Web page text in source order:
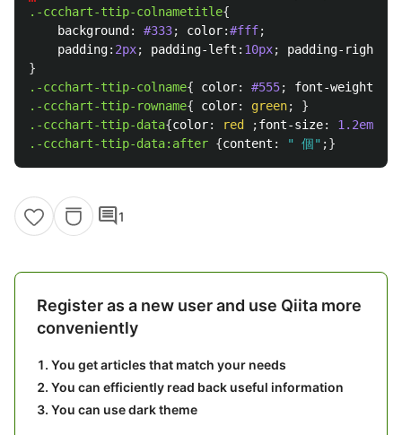
.-ccchart-ttip-colnametitle{
background : #333; color:#fff;
padding: 2px; padding-left : 10px; padding-right
}
.-ccchart-ttip-colname{ color: #555; font-weight
.-ccchart-ttip-rowname{ color: green;
}
.-ccchart-ttip-data{color: red ;font-size: 1.2em
.-ccchart-ttip-data:after {content : " 個" ;}
comment1
Register as a new user and use Qiita more
conveniently
You get articles that match your needs
You can efficiently read back useful information
You can use dark theme